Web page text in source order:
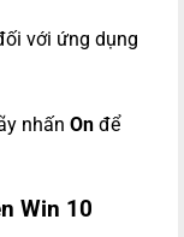
với ứng dụng
nhấn On để
Win 10